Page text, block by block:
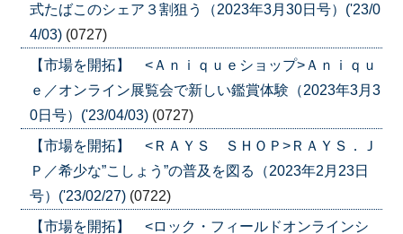
式たばこのシェア３割狙う（2023年3月30日号）('23/0
4/03) (0727)
【市場を開拓】 <Ａｎｉｑｕｅショップ>Ａｎｉｑｕ
ｅ／オンライン展覧会で新しい鑑賞体験（2023年3月3
0日号）('23/04/03) (0727)
【市場を開拓】 <ＲＡＹＳ ＳＨＯＰ>ＲＡＹＳ．Ｊ
Ｐ／希少な”こしょう”の普及を図る（2023年2月23日
号）('23/02/27) (0722)
【市場を開拓】 <ロック・フィールドオンラインシ